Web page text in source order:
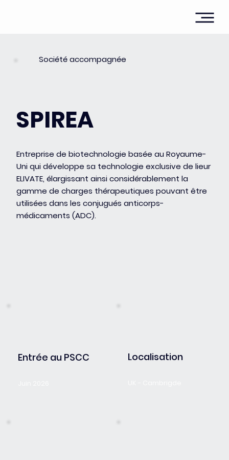
Société accompagnée
SPIREA
Entreprise de biotechnologie basée au Royaume-
Uni qui développe sa technologie exclusive de lieur
ELIVATE, élargissant ainsi considérablement la
gamme de charges thérapeutiques pouvant être
utilisées dans les conjugués anticorps-
médicaments (ADC).
Entrée au PSCC Localisation